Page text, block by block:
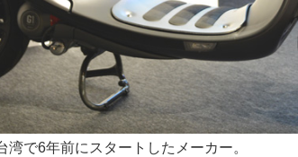
で6年前にスタートしたメーカー。